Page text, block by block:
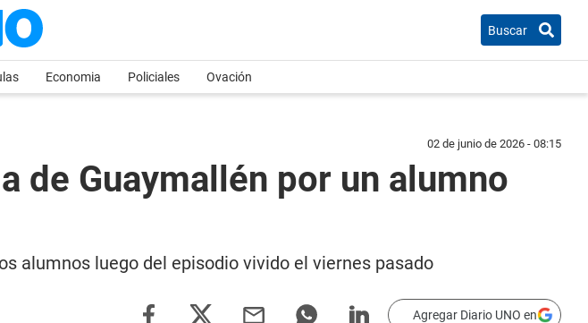
Buscar
Economia Policiales Ovación
02 de junio de 2026 - 08:15
de Guaymallén por un alumno
alumnos luego del episodio vivido el viernes pasado
Agregar Diario UNO en